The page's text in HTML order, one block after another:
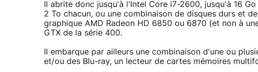
Il abrite donc jusqu'à l'Intel Core i7-2600, jusqu'à 16
2 To chacun, ou une combinaison de disques durs et
graphique AMD Radeon HD 6850 ou 6870 (et non à
GTX de la série 400.
Il embarque par ailleurs une combinaison d'une ou
et/ou des Blu-ray, un lecteur de cartes mémoires